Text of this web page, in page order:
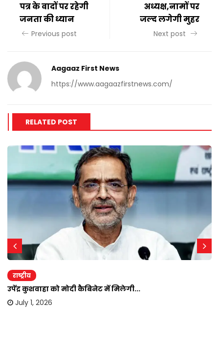
पत्र के वादों पर रहेगी
जनता की ध्यान
Previous post
अध्यक्ष,नामों पर
जल्द लगेगी मुहर
Next post
Aagaaz First News
https://www.aagaazfirstnews.com/
RELATED POST
राष्ट्रीय
उपेंद्र कुशवाहा को मोदी कैबिनेट में मिलेगी...
July 1, 2026